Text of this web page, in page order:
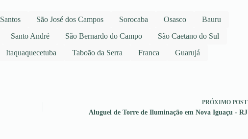
Santos São José dos Campos Sorocaba Osasco
Bauru
Santo André São Bernardo do Campo
São Caetano do Sul
Itaquaquecetuba Taboão da Serra Franca Guarujá
PRÓXIMO POST
Aluguel de Torre de Iluminação em Nova Iguaçu - RJ